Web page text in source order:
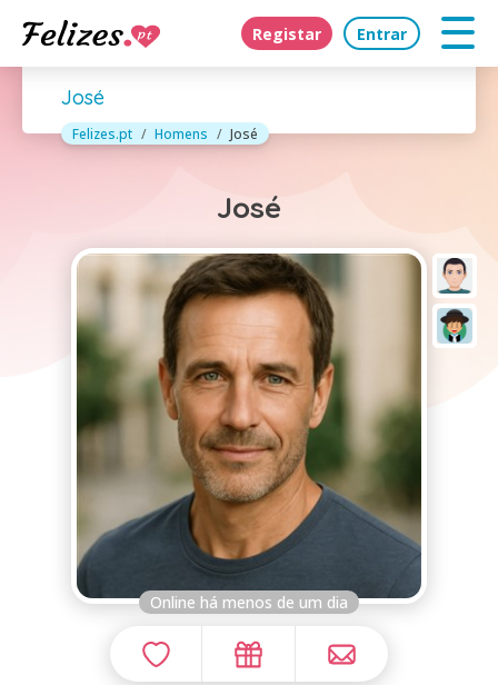
Registar Entrar
José
Felizes.pt Homens José
José
Online há menos de um dia